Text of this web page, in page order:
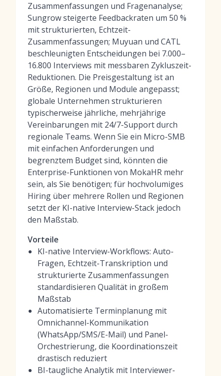
Zusammenfassungen und Fragenanalyse;
Sungrow steigerte Feedbackraten um 50 %
mit strukturierten, Echtzeit-
Zusammenfassungen; Muyuan und CATL
beschleunigten Entscheidungen bei 7.000–
16.800 Interviews mit messbaren Zykluszeit-
Reduktionen. Die Preisgestaltung ist an
Größe, Regionen und Module angepasst;
globale Unternehmen strukturieren
typischerweise jährliche, mehrjährige
Vereinbarungen mit 24/7-Support durch
regionale Teams. Wenn Sie ein Micro-SMB
mit einfachen Anforderungen und
begrenztem Budget sind, könnten die
Enterprise-Funktionen von MokaHR mehr
sein, als Sie benötigen; für hochvolumiges
Hiring über mehrere Rollen und Regionen
setzt der KI-native Interview-Stack jedoch
den Maßstab.
Vorteile
KI-native Interview-Workflows: Auto-
Fragen, Echtzeit-Transkription und
strukturierte Zusammenfassungen
standardisieren Qualität in großem
Maßstab
Automatisierte Terminplanung mit
Omnichannel-Kommunikation
(WhatsApp/SMS/E-Mail) und Panel-
Orchestrierung, die Koordinationszeit
drastisch reduziert
BI-taugliche Analytik mit Interviewer-